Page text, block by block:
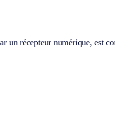
un récepteur numérique, est